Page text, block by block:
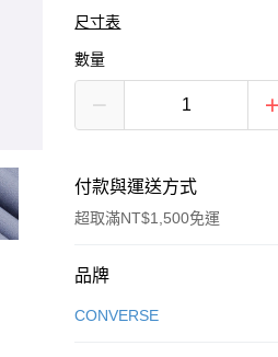
尺寸表
數量
付款與運送方式
超取滿NT$1,500免運
付款方式
信用卡一次付款
品牌
CONVERSE